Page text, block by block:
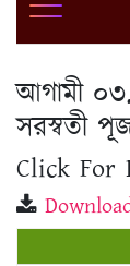
আগামী
সরস্বতী
Click For